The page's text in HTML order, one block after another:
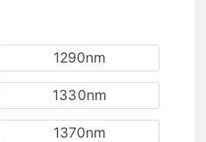
1290nm
1330nm
1370nm